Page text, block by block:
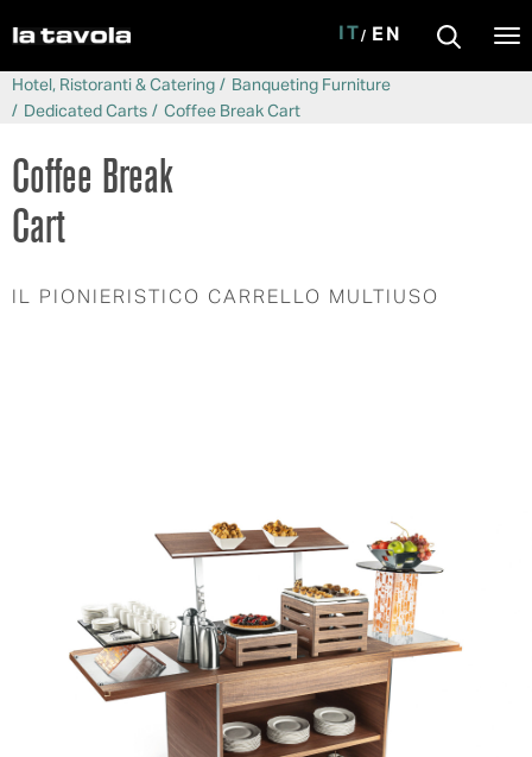
Salta al contenuto principale
IT EN
Hotel, Ristoranti & Catering
Banqueting Furniture
Dedicated Carts
Coffee Break Cart
Coffee Break
Cart
IL PIONIERISTICO CARRELLO MULTIUSO